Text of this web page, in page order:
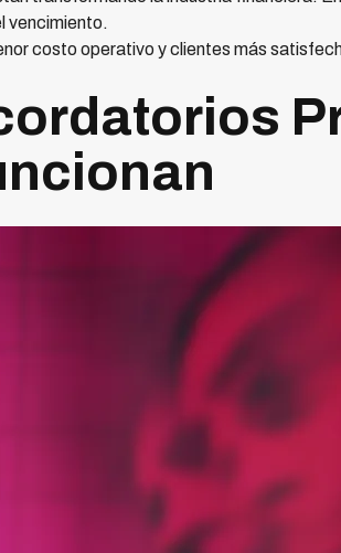
vencimiento.
costo operativo y clientes más